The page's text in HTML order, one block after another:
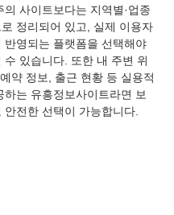
의 사이트보다는 지역별·업종
정리되어 있고, 실제 이용자
반영되는 플랫폼을 선택해야
수 있습니다. 또한 내 주변 위
약 정보, 출근 현황 등 실용적
하는 유흥정보사이트라면 보
안전한 선택이 가능합니다.